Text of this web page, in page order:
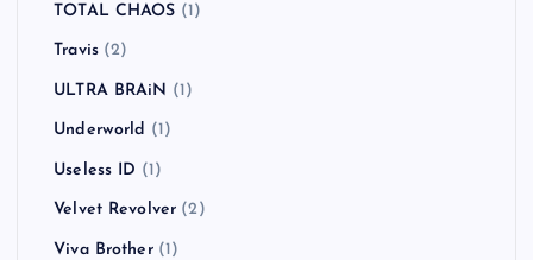
TOTAL CHAOS (1)
Travis(2)
ULTRA BRAiN (1)
Underworld (1)
Useless ID (1)
Velvet Revolver (2)
Viva Brother(1)